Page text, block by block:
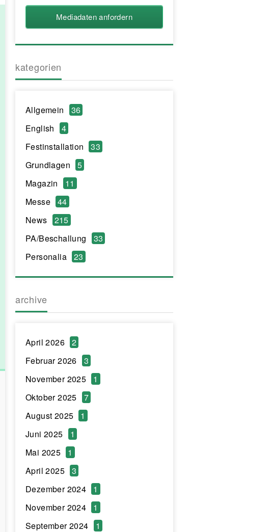
Mediadaten anfordern
kategorien
Allgemein
36
English
4
Festinstallation
33
Grundlagen
5
Magazin
11
Messe
44
News
215
PA/Beschallung
33
Personalia
23
archive
April 2026
2
Februar 2026
3
November 2025
1
Oktober 2025
7
August 2025
1
Juni 2025
1
Mai 2025
1
April 2025
3
Dezember 2024
1
November 2024
1
September 2024
1